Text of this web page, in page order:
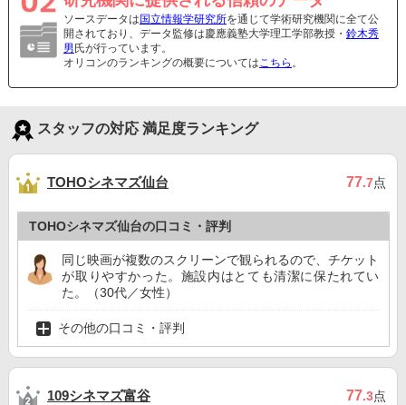
ソースデータは 国立情報学研究所を通じて学術研究機関に全て公
開されており、データ監修は慶應義塾大学理工学部教授・ 鈴木秀
男 氏が行っています。
オリコンのランキングの概要についてはこちら 。
スタッフの対応 満足度ランキング
TOHOシネマズ仙台 77.7点
TOHOシネマズ仙台の口コミ・評判
同じ映画が複数のスクリーンで観られるので、チケット
が取りやすかった。施設内はとても清潔に保たれてい
た。（30代／女性）
その他の口コミ・評判
109シネマズ富谷 77.3点